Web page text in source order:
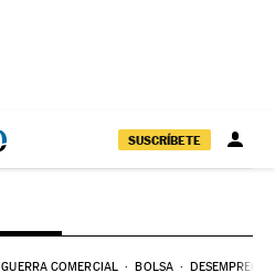
SUSCRÍBETE
GUERRA COMERCIAL BOLSA DESEMPREGO